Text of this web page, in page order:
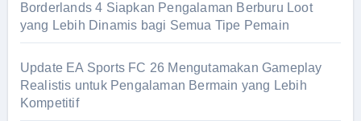
Borderlands 4 Siapkan Pengalaman Berburu Loot
yang Lebih Dinamis bagi Semua Tipe Pemain
Update EA Sports FC 26 Mengutamakan Gameplay
Realistis untuk Pengalaman Bermain yang Lebih
Kompetitif